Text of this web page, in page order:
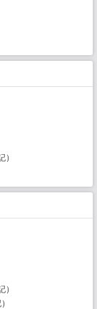
）
）